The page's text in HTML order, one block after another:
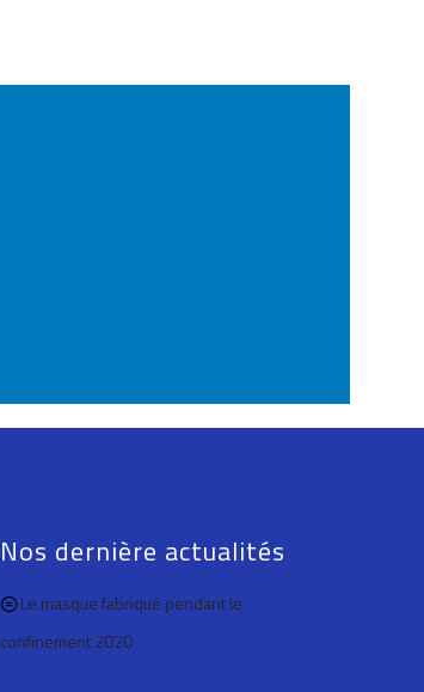
Nos dernière actualités
Le masque fabriqué pendant le
confinement 2020